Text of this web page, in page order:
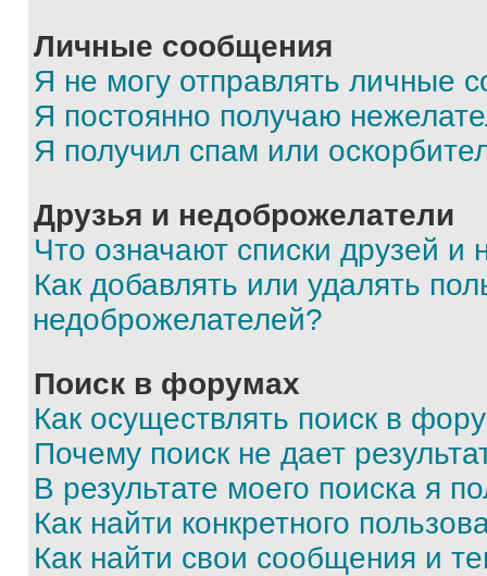
Личные сообщения
Я не могу отправлять личные
Я постоянно получаю
Я получил спам или
Друзья и недоброжелатели
Что означают списки друзей и
Как добавлять или удалять
недоброжелателей?
Поиск в форумах
Как осуществлять поиск в
Почему поиск не дает
В результате моего поиска я
Как найти конкретного
Как найти свои сообщения и